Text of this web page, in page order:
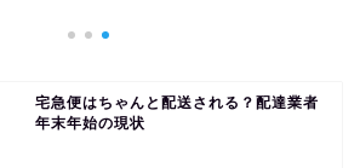
宅急便はちゃんと配送される？配達業者
年末年始の現状